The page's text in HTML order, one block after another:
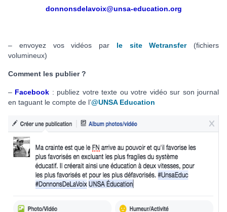
donnonsdelavoix@unsa-education.org
– envoyez vos vidéos par le site Wetransfer(fichiers
volumineux)
Comment les publier ?
– Facebook : publiez votre texte ou votre vidéo sur son journal
en taguant le compte de l’@UNSA Education